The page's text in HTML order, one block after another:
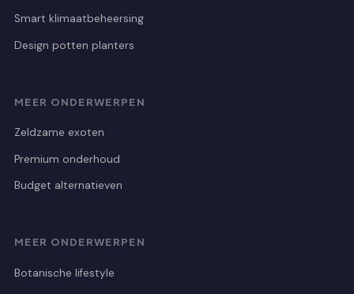
Smart klimaatbeheersing
Design potten planters
MEER ONDERWERPEN
Zeldzame exoten
Premium onderhoud
Budget alternatieven
MEER ONDERWERPEN
Botanische lifestyle